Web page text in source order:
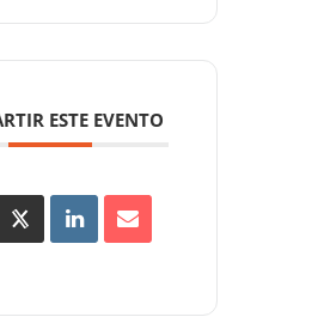
ESTE EVENTO